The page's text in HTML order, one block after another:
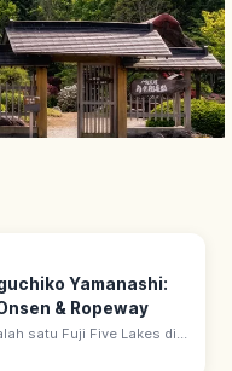
Yamanashi:
& Ropeway
satu Fuji Five Lakes di
830 m. Terkenal